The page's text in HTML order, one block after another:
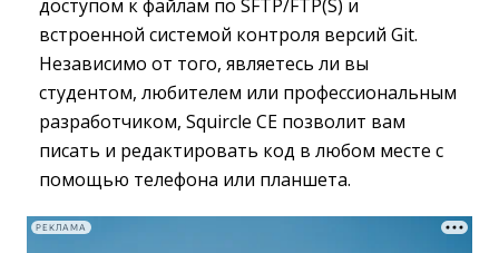
доступом к файлам по SFTP/FTP(S) и
встроенной системой контроля версий Git.
Независимо от того, являетесь ли вы
студентом, любителем или профессиональным
разработчиком, Squircle CE позволит вам
писать и редактировать код в любом месте с
помощью телефона или планшета.
РЕКЛАМА